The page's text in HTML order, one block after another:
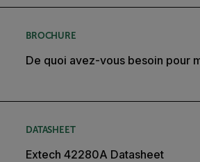
BROCHURE
De quoi avez-vous besoin pour
DATASHEET
Extech 42280A Datasheet